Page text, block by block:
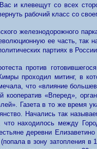
и клевещут со всех
рабочий класс со
железнодорожного
ее часть, так
партиях в
против
проходил митинг, в
что «влияние
кооператив «Вперед»,
Газета в то же время
Начались так
что находилось между
деревни
в зону затопления в